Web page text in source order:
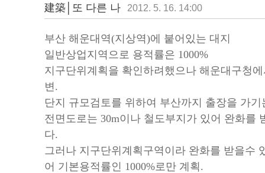
建築│또 다른 나 2012. 5. 16. 14:00
부산 해운대역(지상역)에 붙어있는 대지
일반상업지역으로 용적률은 1000%
지구단위계획을 확인하려했으나 해운대구청
변.
단지 규모검토를 위하여 부산까지 출장을 가
전면도로는 30m이나 철도부지가 있어 완화를
다.
그러나 지구단위계획구역이라 완화를 받을수
어 기본용적률인 1000%로만 계획.